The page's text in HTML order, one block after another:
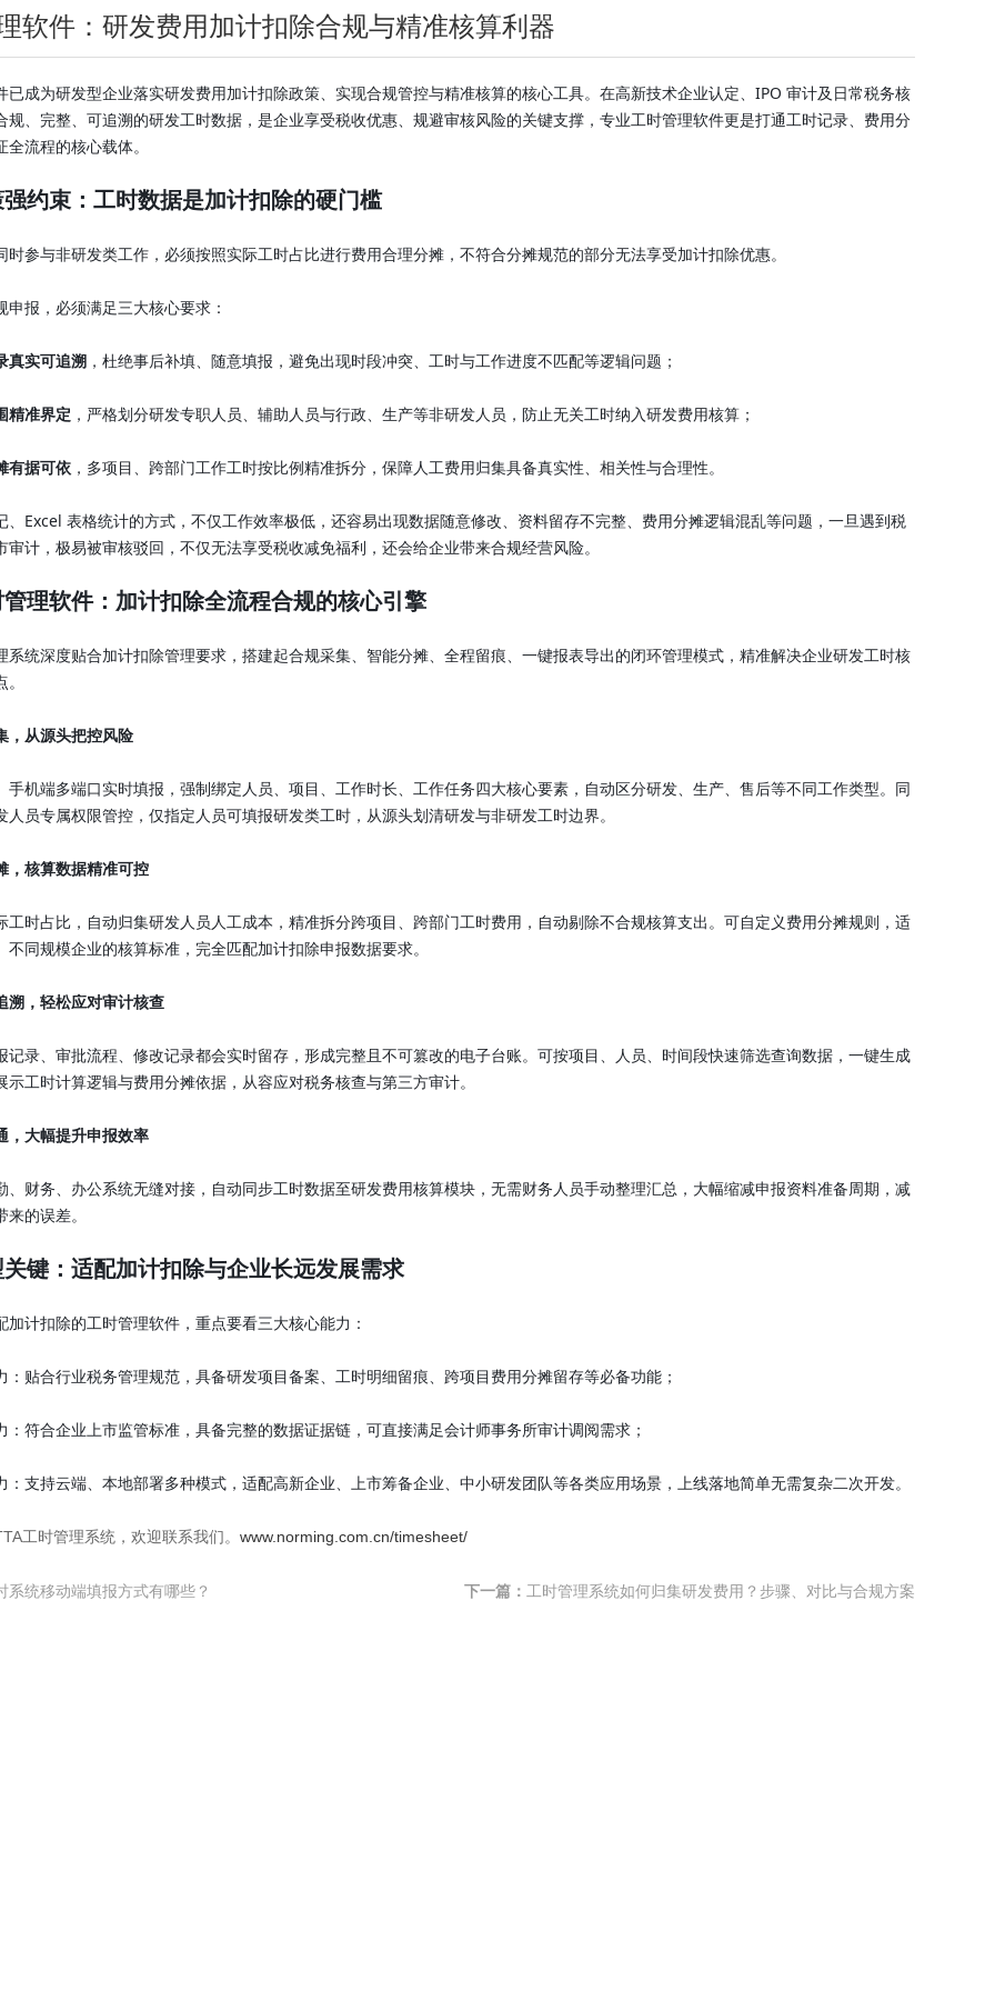
软件：研发费用加计扣除合规与精准核算利器
已成为研发型企业落实研发费用加计扣除政策、实现合规管控与精准核算的核心工具。在高新技术企业认定、IPO 审计及日常税务核
规、完整、可追溯的研发工时数据，是企业享受税收优惠、规避审核风险的关键支撑，专业工时管理软件更是打通工时记录、费用分
流程的核心载体。
约束：工时数据是加计扣除的硬门槛
时参与非研发类工作，必须按照实际工时占比进行费用合理分摊，不符合分摊规范的部分无法享受加计扣除优惠。
申报，必须满足三大核心要求：
真实可追溯 ，杜绝事后补填、随意填报，避免出现时段冲突、工时与工作进度不匹配等逻辑问题；
精准界定 ，严格划分研发专职人员、辅助人员与行政、生产等非研发人员，防止无关工时纳入研发费用核算；
有据可依 ，多项目、跨部门工作工时按比例精准拆分，保障人工费用归集具备真实性、相关性与合理性。
、Excel 表格统计的方式，不仅工作效率极低，还容易出现数据随意修改、资料留存不完整、费用分摊逻辑混乱等问题，一旦遇到税
审计，极易被审核驳回，不仅无法享受税收减免福利，还会给企业带来合规经营风险。
理软件：加计扣除全流程合规的核心引擎
系统深度贴合加计扣除管理要求，搭建起合规采集、智能分摊、全程留痕、一键报表导出的闭环管理模式，精准解决企业研发工时核
，从源头把控风险
手机端多端口实时填报，强制绑定人员、项目、工作时长、工作任务四大核心要素，自动区分研发、生产、售后等不同工作类型。同
人员专属权限管控，仅指定人员可填报研发类工时，从源头划清研发与非研发工时边界。
，核算数据精准可控
工时占比，自动归集研发人员人工成本，精准拆分跨项目、跨部门工时费用，自动剔除不合规核算支出。可自定义费用分摊规则，适
不同规模企业的核算标准，完全匹配加计扣除申报数据要求。
溯，轻松应对审计核查
记录、审批流程、修改记录都会实时留存，形成完整且不可篡改的电子台账。可按项目、人员、时间段快速筛选查询数据，一键生成
示工时计算逻辑与费用分摊依据，从容应对税务核查与第三方审计。
，大幅提升申报效率
、财务、办公系统无缝对接，自动同步工时数据至研发费用核算模块，无需财务人员手动整理汇总，大幅缩减申报资料准备周期，减
的误差。
键：适配加计扣除与企业长远发展需求
加计扣除的工时管理软件，重点要看三大核心能力：
：贴合行业税务管理规范，具备研发项目备案、工时明细留痕、跨项目费用分摊留存等必备功能；
：符合企业上市监管标准，具备完整的数据证据链，可直接满足会计师事务所审计调阅需求；
：支持云端、本地部署多种模式，适配高新企业、上市筹备企业、中小研发团队等各类应用场景，上线落地简单无需复杂二次开发。
工时管理系统，欢迎联系我们。 www.norming.com.cn/timesheet/
系统移动端填报方式有哪些？ 下一篇： 工时管理系统如何归集研发费用？步骤、对比与合规方案